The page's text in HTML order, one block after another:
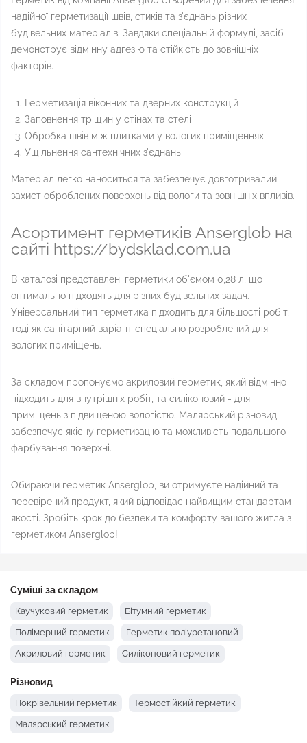
надійної герметизації швів, стиків та з'єднань різних
будівельних матеріалів. Завдяки спеціальній формулі, засіб
демонструє відмінну адгезію та стійкість до зовнішніх
факторів.
Герметизація віконних та дверних конструкцій
Заповнення тріщин у стінах та стелі
Обробка швів між плитками у вологих приміщеннях
Ущільнення сантехнічних з'єднань
Матеріал легко наноситься та забезпечує довготривалий
захист оброблених поверхонь від вологи та зовнішніх впливів.
Асортимент герметиків Anserglob на
сайті https://bydsklad.com.ua
В каталозі представлені герметики об'ємом 0,28 л, що
оптимально підходять для різних будівельних задач.
Універсальний тип герметика підходить для більшості робіт,
тоді як санітарний варіант спеціально розроблений для
вологих приміщень.
За складом пропонуємо акриловий герметик, який відмінно
підходить для внутрішніх робіт, та силіконовий - для
приміщень з підвищеною вологістю. Малярський різновид
забезпечує якісну герметизацію та можливість подальшого
фарбування поверхні.
Обираючи герметик Anserglob, ви отримуєте надійний та
перевірений продукт, який відповідає найвищим стандартам
якості. Зробіть крок до безпеки та комфорту вашого житла з
герметиком Anserglob!
Суміші за складом
Каучуковий герметик Бітумний герметик
Полімерний герметик Герметик поліуретановий
Акриловий герметик Силіконовий герметик
Різновид
Покрівельний герметик Термостійкий герметик
Малярський герметик